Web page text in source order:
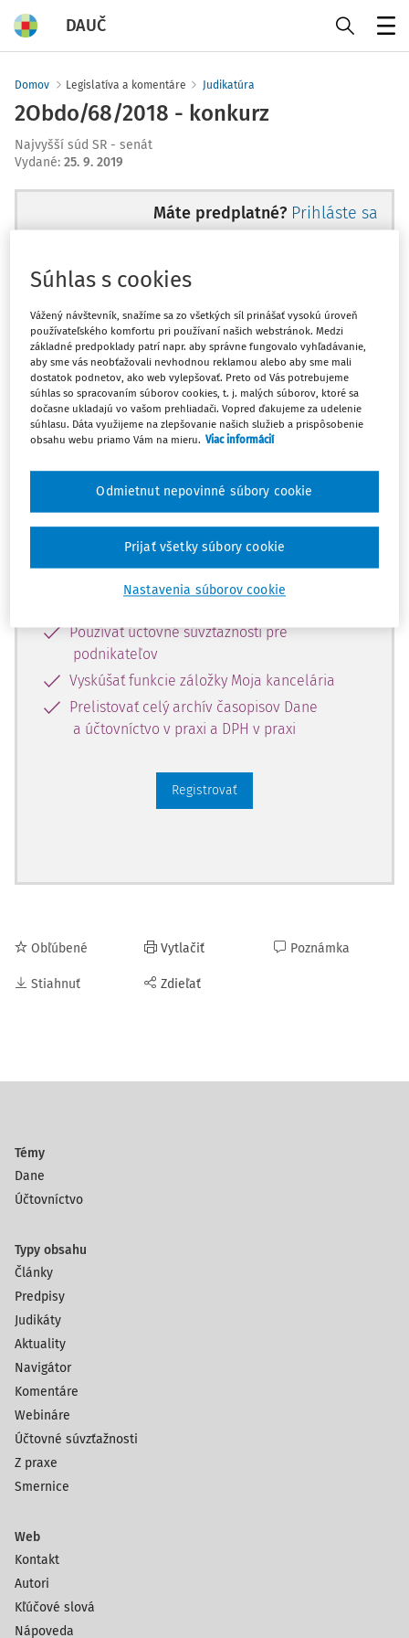
DAUČ
Domov Legislatíva a komentáre Judikatúra
2Obdo/68/2018 - konkurz
Najvyšší súd SR - senát
Vydané: 25. 9. 2019
Máte predplatné? Prihláste sa
Zatiaľ ste si prečítali len začiatok...
Celý dokument je len pre
predplatiteľov.
Zaregistrujte sa a získajte
na 10 dní.
Vďaka registrácii si môžete
Prečítať platené články na portáli
Používať účtovné súvzťažnosti pre
podnikateľov
Vyskúšať funkcie záložky Moja kancelária
Prelistovať celý archív časopisov Dane
a účtovníctvo v praxi a DPH v praxi
Registrovať
Obľúbené
Stiahnuť
Vytlačiť
Zdieľať
Poznámka
Témy
Dane
Účtovníctvo
Typy obsahu
Články
Predpisy
Judikáty
Aktuality
Navigátor
Komentáre
Webináre
Účtovné súvzťažnosti
Z praxe
Smernice
Web
Kontakt
Autori
Kľúčové slová
Nápoveda
Súhlas s cookies
Vážený návštevník, snažíme sa zo všetkých síl prinášať vysokú úroveň
používateľského komfortu pri používaní našich webstránok. Medzi
základné predpoklady patrí napr. aby správne fungovalo vyhľadávanie,
aby sme vás neobťažovali nevhodnou reklamou alebo aby sme mali
dostatok podnetov, ako web vylepšovať. Preto od Vás potrebujeme
súhlas so spracovaním súborov cookies, t. j. malých súborov, ktoré sa
dočasne ukladajú vo vašom prehliadači. Vopred ďakujeme za udelenie
súhlasu. Dáta využijeme na zlepšovanie našich služieb a prispôsobenie
obsahu webu priamo Vám na mieru. Viac informácií
Nastavenia súborov cookie
Odmietnut nepovinné súbory cookie
Prijať všetky súbory cookie